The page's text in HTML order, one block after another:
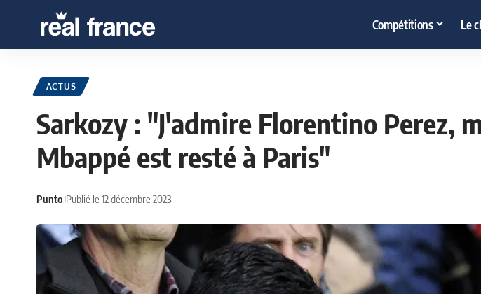
Compétitions Le
ACTUS
Sarkozy : "J'admire Florentino Perez,
Mbappé est resté à Paris"
Punto Publié le 12 décembre 2023